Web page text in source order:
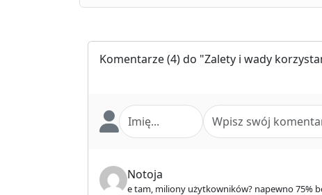
Komentarze(4) do "Zalety i wady
Notoja
e tam, miliony użytkowników? napewno 75%